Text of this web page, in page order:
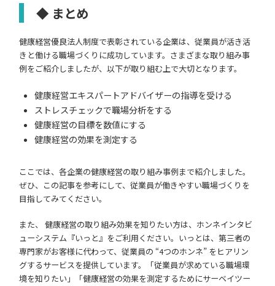
◆ まとめ
健康経営優良法人制度で表彰されている企業は、従業員が活き活
きと働ける職場づくりに成功しています。さまざまな取り組み事
例をご紹介しましたが、以下が取り組む上で大切となります。
健康経営エキスパートアドバイザーの指導を受ける
ストレスチェックで職場分析をする
健康経営の目標を数値にする
健康経営の効果を測定する
ここでは、各企業の健康経営の取り組み事例まで紹介しました。
ぜひ、この記事を参考にして、従業員が働きやすい職場づくりを
目指してみてください。
また、 健康経営の取り組み効果を知りたい方は、ホンネインタビ
ューシステム『いっと』をご利用ください。いっとは、第三者の
専門家がお客様に代わって、従業員の “4つのホンネ” をヒアリン
グするサービスを提供しています。「従業員が求めている職場環
境を知りたい」「健康経営の効果を測定するためにサーベイツー